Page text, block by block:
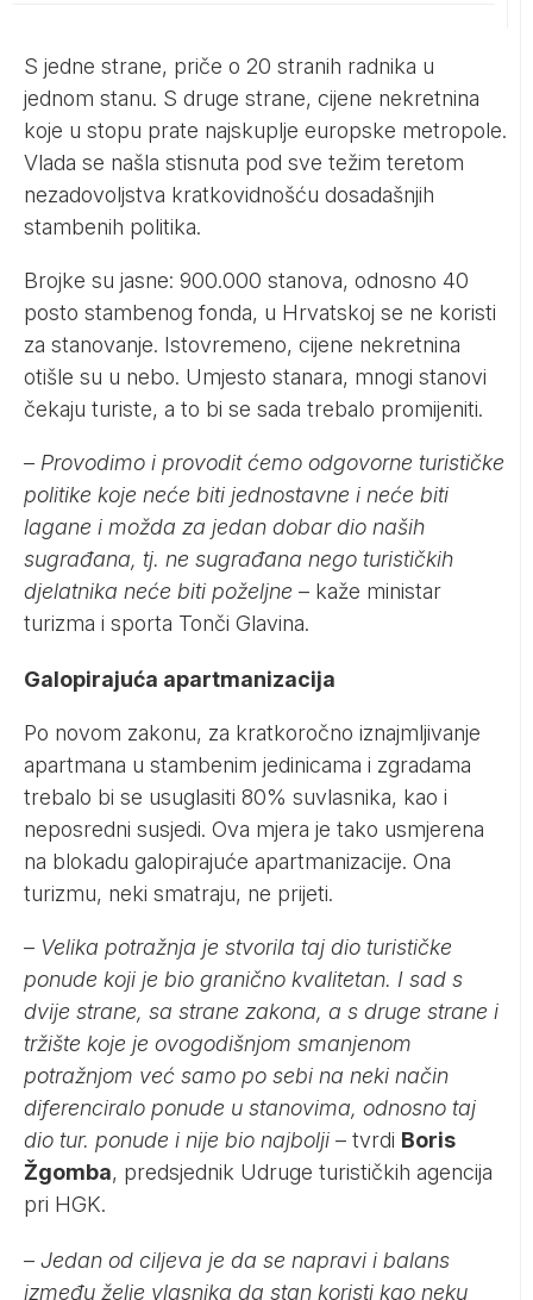
S jedne strane, priče o 20 stranih radnika u
jednom stanu. S druge strane, cijene nekretnina
koje u stopu prate najskuplje europske metropole.
Vlada se našla stisnuta pod sve težim teretom
nezadovoljstva kratkovidnošću dosadašnjih
stambenih politika.
Brojke su jasne: 900.000 stanova, odnosno 40
posto stambenog fonda, u Hrvatskoj se ne koristi
za stanovanje. Istovremeno, cijene nekretnina
otišle su u nebo. Umjesto stanara, mnogi stanovi
čekaju turiste, a to bi se sada trebalo promijeniti.
– Provodimo i provodit ćemo odgovorne turističke
politike koje neće biti jednostavne i neće biti
lagane i možda za jedan dobar dio naših
sugrađana, tj. ne sugrađana nego turističkih
djelatnika neće biti poželjne – kaže ministar
turizma i sporta Tonči Glavina.
Galopirajuća apartmanizacija
Po novom zakonu, za kratkoročno iznajmljivanje
apartmana u stambenim jedinicama i zgradama
trebalo bi se usuglasiti 80% suvlasnika, kao i
neposredni susjedi. Ova mjera je tako usmjerena
na blokadu galopirajuće apartmanizacije. Ona
turizmu, neki smatraju, ne prijeti.
– Velika potražnja je stvorila taj dio turističke
ponude koji je bio granično kvalitetan. I sad s
dvije strane, sa strane zakona, a s druge strane i
tržište koje je ovogodišnjom smanjenom
potražnjom već samo po sebi na neki način
diferenciralo ponude u stanovima, odnosno taj
dio tur. ponude i nije bio najbolji – tvrdi Boris
Žgomba, predsjednik Udruge turističkih agencija
pri HGK.
– Jedan od ciljeva je da se napravi i balans
između želje vlasnika da stan koristi kao neku